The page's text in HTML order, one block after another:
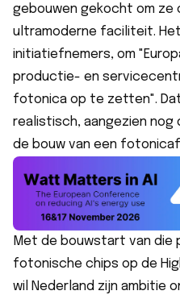
gebouwen gekocht om ze
ultramoderne faciliteit.
initiatiefnemers, om
productie- en
fotonica op te zetten".
realistisch, aangezien
de bouw van een
Met de bouwstart van die
fotonische chips op de
wil Nederland zijn ambitie